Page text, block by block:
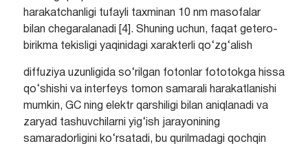
harakatchanligi tufayli taxminan 10 nm masofalar
bilan chegaralanadi [4]. Shuning uchun, faqat getero-
birikma tekisligi yaqinidagi xarakterli qo‘zg‘alish
diffuziya uzunligida so‘rilgan fotonlar fototokga hissa
qo‘shishi va interfeys tomon samarali harakatlanishi
mumkin, GC ning elektr qarshiligi bilan aniqlanadi va
zaryad tashuvchilarni yig‘ish jarayonining
samaradorligini ko‘rsatadi, bu qurilmadagi qochqin